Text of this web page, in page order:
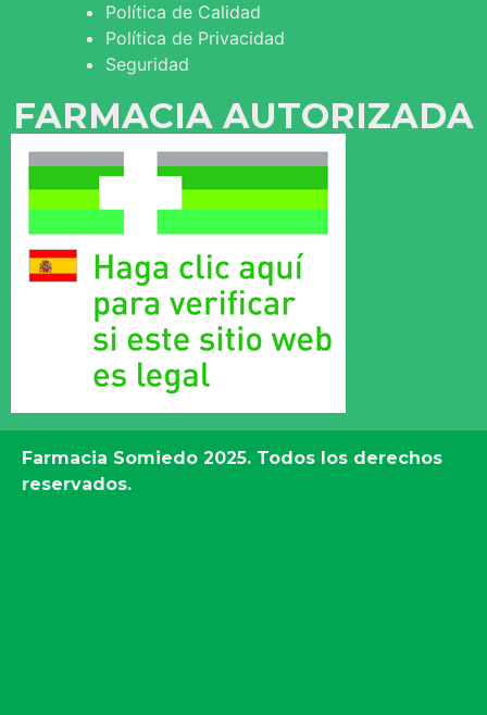
Política de Calidad
Política de Privacidad
Seguridad
FARMACIA AUTORIZADA
Farmacia Somiedo 2025. Todos los derechos
reservados.